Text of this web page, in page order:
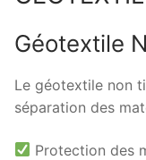
Géotextile
Le géotextile non
séparation des
Protection des